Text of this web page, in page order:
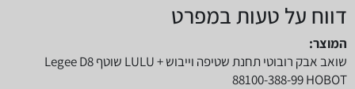
דווח על טעות במפרט
המוצר:
שואב אבק רובוטי תחנת שטיפה וייבוש LULU +‎ שוטף Legee D8
88100-388-99 HOBOT